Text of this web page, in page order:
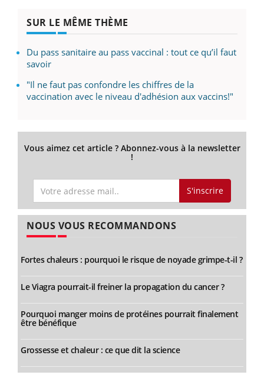
SUR LE MÊME THÈME
Du pass sanitaire au pass vaccinal : tout ce qu’il faut
savoir
"Il ne faut pas confondre les chiffres de la
vaccination avec le niveau d'adhésion aux vaccins!"
Vous aimez cet article ? Abonnez-vous à la newsletter
!
S'inscrire
NOUS VOUS RECOMMANDONS
Fortes chaleurs : pourquoi le risque de noyade grimpe-t-il ?
Le Viagra pourrait-il freiner la propagation du cancer ?
Pourquoi manger moins de protéines pourrait finalement
être bénéfique
Grossesse et chaleur : ce que dit la science